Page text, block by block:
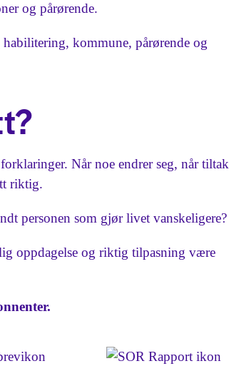
og pårørende.
habilitering, kommune, pårørende og
Når noe endrer seg, når tiltak
riktig.
personen som gjør livet vanskeligere?
oppdagelse og riktig tilpasning være